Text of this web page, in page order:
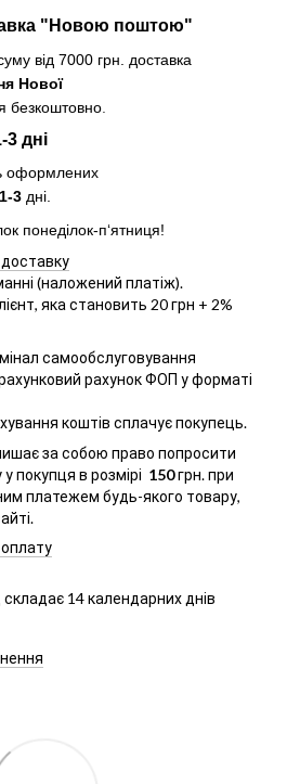
"Новою поштою"
від 7000 грн. доставка
Нової
безкоштовно
дні
оформлених
1-3 дні.
понеділок-п‘ятниця!
(наложений платіж).
яка становить 20 грн + 2%
самообслуговування
рахунок ФОП у форматі
коштів сплачує покупець.
за собою право попросити
покупця в розмірі 150грн. при
платежем будь-якого товару,
складає 14 календарних днів